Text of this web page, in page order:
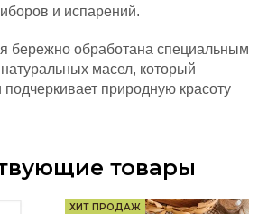
и испарений.
бережно обработана специальным
масел, который
природную красоту
товары
ХИТ ПРОДАЖ